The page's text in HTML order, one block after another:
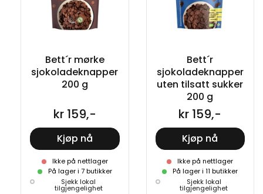
Bett´r mørke
sjokoladeknapper
200 g
kr 159,-
Kjøp nå
Ikke på nettlager
På lager i 7 butikker
Sjekk lokal
tilgjengelighet
Bett´r
sjokoladeknapper
uten tilsatt sukker
200 g
kr 159,-
Kjøp nå
Ikke på nettlager
På lager i 11 butikker
Sjekk lokal
tilgjengelighet